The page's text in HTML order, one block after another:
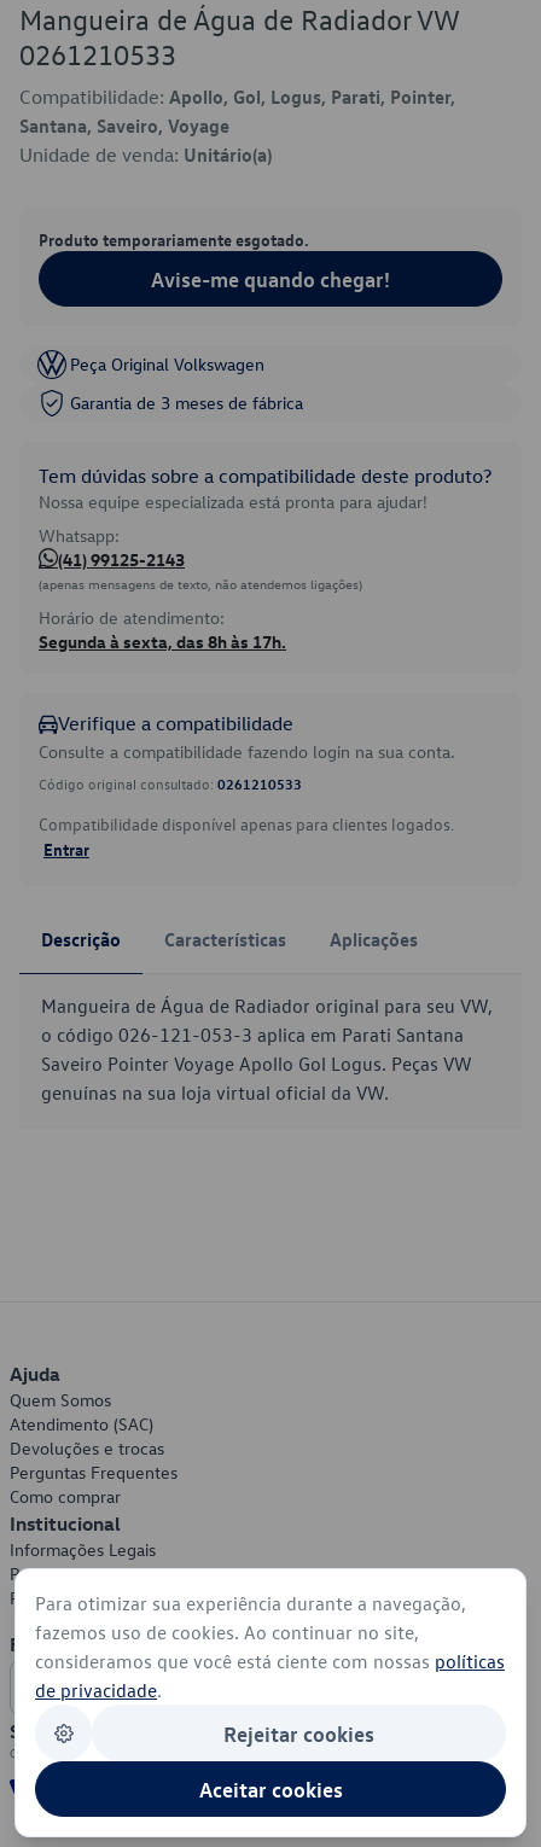
Mangueira de Água de Radiador VW
0261210533
Compatibilidade: Apollo, Gol, Logus, Parati, Pointer,
Santana, Saveiro, Voyage
Unidade de venda: Unitário(a)
Produto temporariamente esgotado.
Avise-me quando chegar!
Peça Original Volkswagen
Garantia de 3 meses de fábrica
Tem dúvidas sobre a compatibilidade deste produto?
Nossa equipe especializada está pronta para ajudar!
Whatsapp:
(41) 99125-2143
(apenas mensagens de texto, não atendemos ligações)
Horário de atendimento:
Segunda à sexta, das 8h às 17h.
Verifique a compatibilidade
Consulte a compatibilidade fazendo login na sua conta.
Código original consultado: 0261210533
Compatibilidade disponível apenas para clientes logados.
Entrar
Descrição Características Aplicações
Mangueira de Água de Radiador original para seu VW,
o código 026-121-053-3 aplica em Parati Santana
Saveiro Pointer Voyage Apollo Gol Logus. Peças VW
genuínas na sua loja virtual oficial da VW.
Ajuda
Quem Somos
Atendimento (SAC)
Devoluções e trocas
Perguntas Frequentes
Como comprar
Institucional
Informações Legais
Política de Privacidade
Política de Cookies
Formas de Pagamento
Segurança
Para otimizar sua experiência durante a navegação,
fazemos uso de cookies. Ao continuar no site,
consideramos que você está ciente com nossas políticas
de privacidade.
Rejeitar cookies
Aceitar cookies